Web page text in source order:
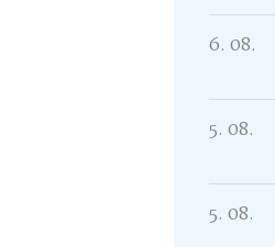
6. 08.
5. 08.
5. 08.